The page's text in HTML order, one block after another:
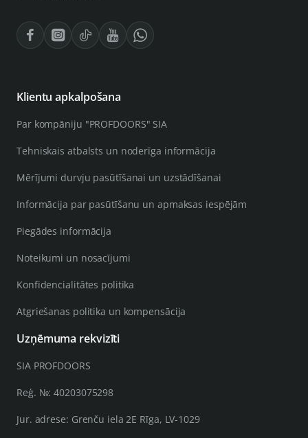
Klientu apkalpošana
Par kompāniju "PROFDOORS" SIA
Tehniskais atbalsts un noderīga informācija
Mērījumi durvju pasūtīšanai un uzstādīšanai
Informācija par pasūtīšanu un apmaksas iespējām
Piegādes informācija
Noteikumi un nosacījumi
Konfidencialitātes politika
Atgriešanas politika un kompensācija
Uzņēmuma rekvizīti
SIA PROFDOORS
Reģ. №: 40203075298
Jur. adrese: Grenču iela 2E Rīga, LV-1029